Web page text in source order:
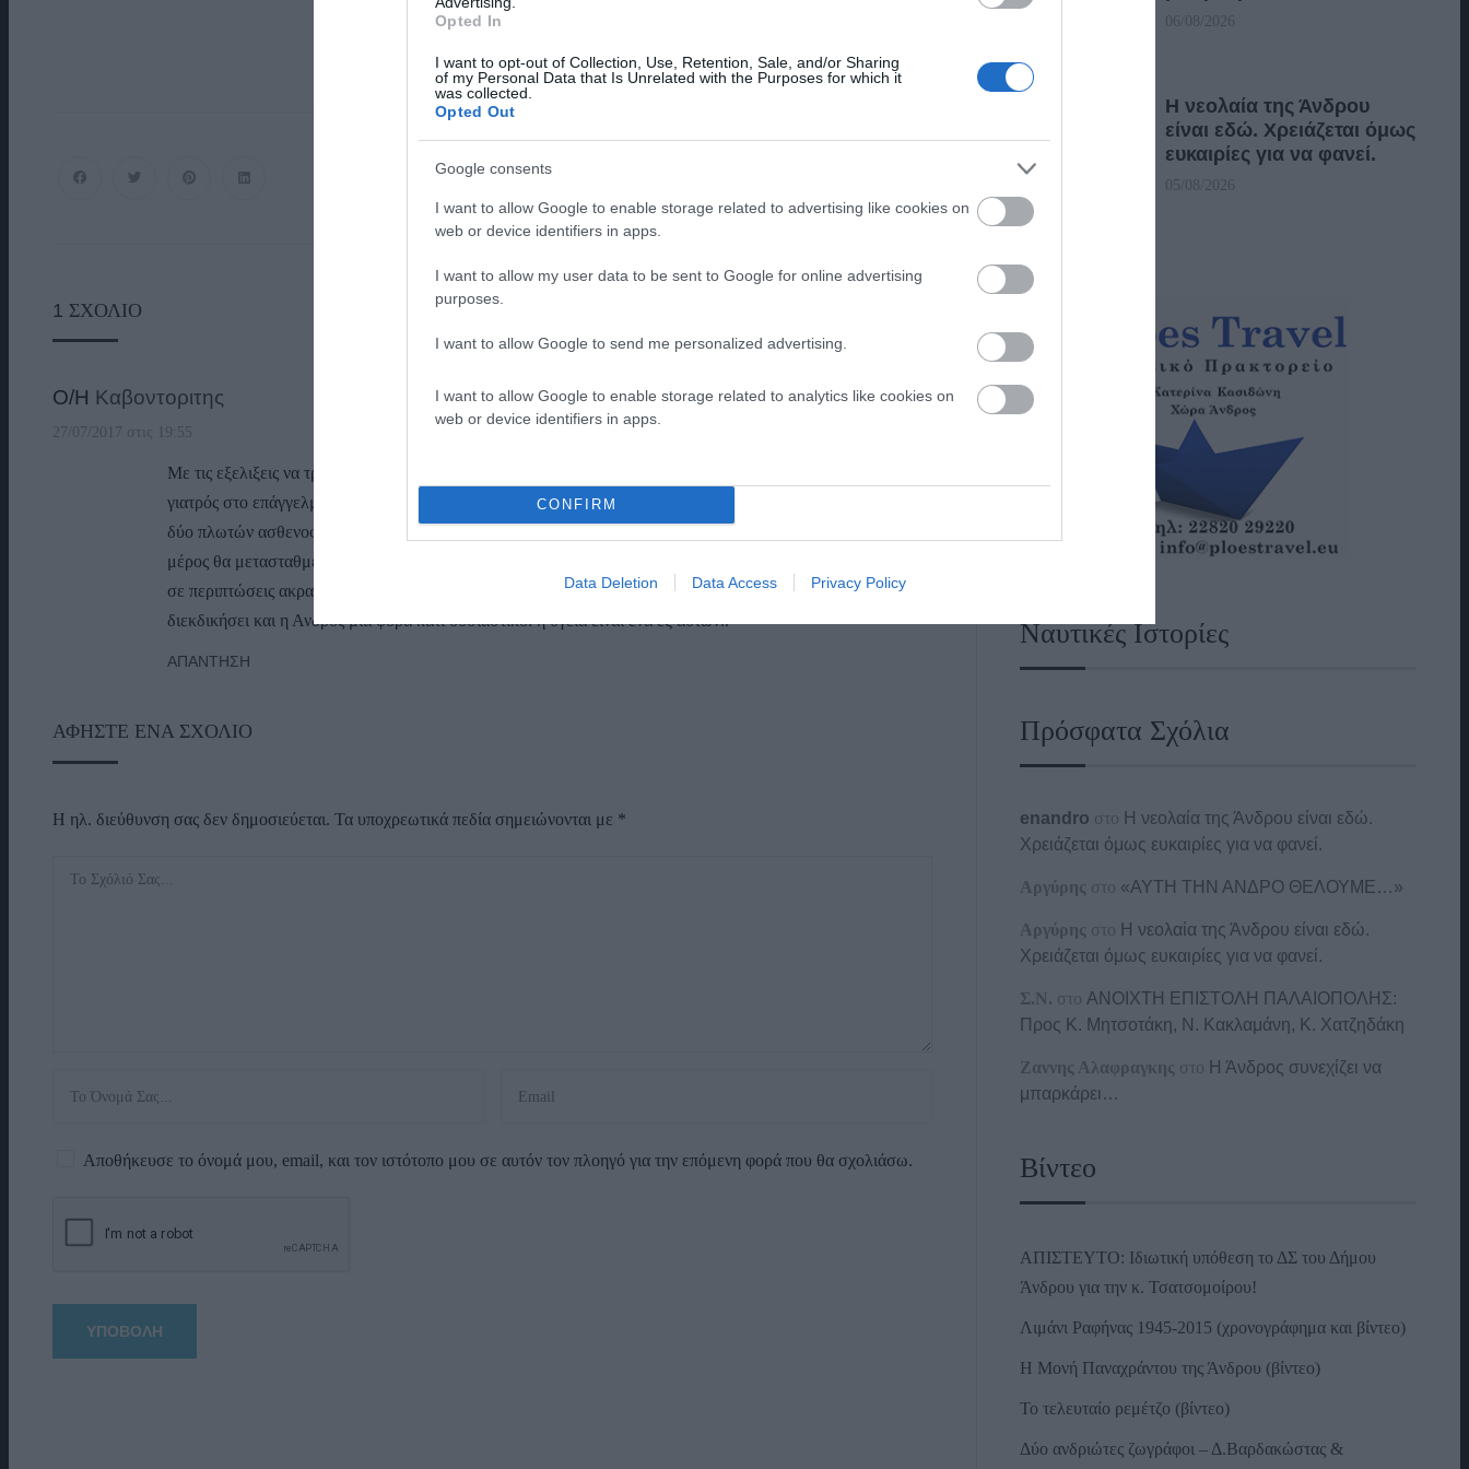
Opted In
I want to opt-out of Collection, Use, Retention, Sale, and/or Sharing
of my Personal Data that Is Unrelated with the Purposes for which it
was collected.
Opted Out
Google consents
I want to allow Google to enable storage related to advertising like cookies on
web or device identifiers in apps.
I want to allow my user data to be sent to Google for online advertising
purposes.
I want to allow Google to send me personalized advertising.
I want to allow Google to enable storage related to analytics like cookies on
web or device identifiers in apps.
CONFIRM
Data Deletion Data Access Privacy Policy
1 ΣΧΌΛΙΟ
Ο/Η Καβοντοριτης
27/07/2017 στις 19:55
Με τις εξελιξεις να τρέχουν επομένως, επιβάλλεται ο κύριος Δήμαρχος της Άνδρου – ο οποίος είναι και
γιατρός στο επάγγελμα- να δράσει καταλλήλως και να διεκδικήσει, οχι απλως να απαιτήσει, το ενα εκ των
δύο πλωτών ασθενοφόρων του λιμενικού σώματος να εχει μονιμη αφετηρία το νησί της Άνδρου! Το σε ποιο
μέρος θα μετασταθμεύει αυτό, έρχεται σε δεύτερη μοίρα. Σημασία εχει να προλαμβάνονται ζωές και μάλιστα
σε περιπτώσεις ακραίων περιστατικών οπου κρίνεται αναγκαία η άμεση διακομηδή σε νοσοκομείο. Ας
διεκδικήσει και η Ανδρος μια φορά κατι ουσιαστικό: η υγεία ειναι ένα εξ αυτών..
ΑΠΆΝΤΗΣΗ
ΑΦΉΣΤΕ ΈΝΑ ΣΧΌΛΙΟ
Η ηλ. διεύθυνση σας δεν δημοσιεύεται. Τα υποχρεωτικά πεδία σημειώνονται με *
Αποθήκευσε το όνομά μου, email, και τον ιστότοπο μου σε αυτόν τον πλοηγό για την επόμενη φορά που θα σχολιάσω.
06/08/2026
Η νεολαία της Άνδρου
είναι εδώ. Χρειάζεται όμως
ευκαιρίες για να φανεί.
05/08/2026
Ναυτικές Ιστορίες
Πρόσφατα Σχόλια
enandro στο Η νεολαία της Άνδρου είναι εδώ.
Χρειάζεται όμως ευκαιρίες για να φανεί.
Αργύρης στο «ΑΥΤΗ ΤΗΝ ΑΝΔΡΟ ΘΕΛΟΥΜΕ…»
Αργύρης στο Η νεολαία της Άνδρου είναι εδώ.
Χρειάζεται όμως ευκαιρίες για να φανεί.
Σ.Ν. στοΑΝΟΙΧΤΗ ΕΠΙΣΤΟΛΗ ΠΑΛΑΙΟΠΟΛΗΣ:
Προς K. Μητσοτάκη, N. Κακλαμάνη, K. Χατζηδάκη
Ζαννης Αλαφραγκης στο Η Άνδρος συνεχίζει να
μπαρκάρει…
Βίντεο
ΑΠΙΣΤΕΥΤΟ: Ιδιωτική υπόθεση το ΔΣ του Δήμου
Άνδρου για την κ. Τσατσομοίρου!
Λιμάνι Ραφήνας 1945-2015 (χρονογράφημα και βίντεο)
Η Μονή Παναχράντου της Άνδρου (βίντεο)
Το τελευταίο ρεμέτζο (βίντεο)
Δύο ανδριώτες ζωγράφοι – Δ.Βαρδακώστας &